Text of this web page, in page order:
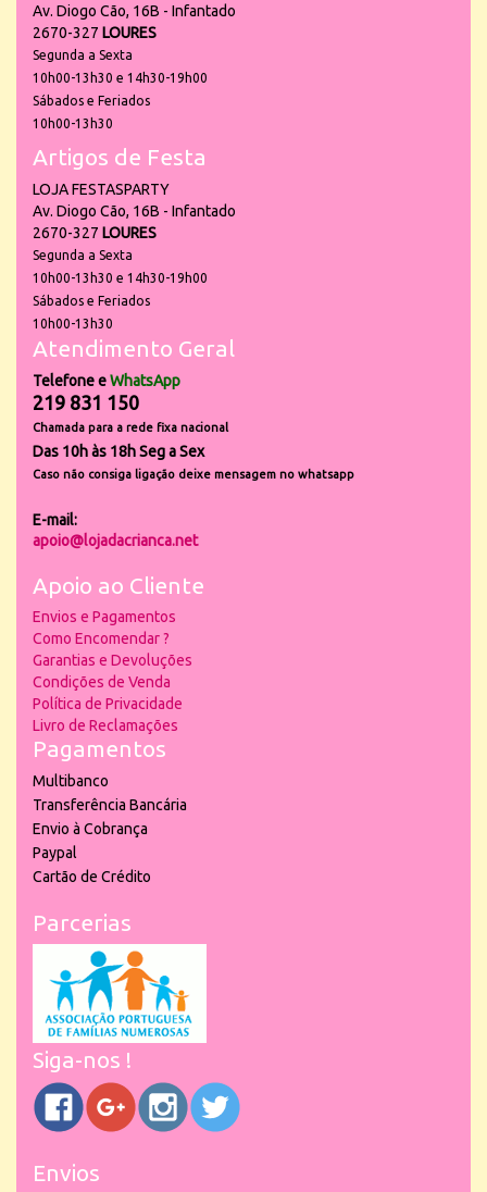
Av. Diogo Cão, 16B - Infantado
2670-327 LOURES
Segunda a Sexta
10h00-13h30 e 14h30-19h00
Sábados e Feriados
10h00-13h30
Artigos de Festa
LOJA FESTASPARTY
Av. Diogo Cão, 16B - Infantado
2670-327 LOURES
Segunda a Sexta
10h00-13h30 e 14h30-19h00
Sábados e Feriados
10h00-13h30
Atendimento Geral
Telefone eWhatsApp
219 831 150
Chamada para a rede fixa nacional
Das 10h às 18h Seg a Sex
Caso não consiga ligação deixe mensagem no whatsapp
E-mail:
apoio@lojadacrianca.net
Apoio ao Cliente
Envios e Pagamentos
Como Encomendar ?
Garantias e Devoluções
Condições de Venda
Política de Privacidade
Livro de Reclamações
Pagamentos
Multibanco
Transferência Bancária
Envio à Cobrança
Paypal
Cartão de Crédito
Parcerias
Siga-nos !
Envios